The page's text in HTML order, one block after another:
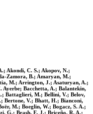
Akondi, C. S.; Akopov, N.;
Zamora, B.; Amaryan, M.;
M.; Arrington, J.; Asaturyan, A.;
Ayerbe; Bacchetta, A.; Balantekin,
Battaglieri, M.; Bellini, V.; Belov,
Bertone, V.; Bhatt, H.; Bianconi,
M.; Boeglin, W.; Bogacz, S. A.;
G.; Brash, E. J.; Briceño, R. A.;